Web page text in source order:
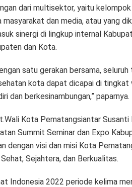
dari multisektor, yaitu kelompok
masyarakat dan media, atau yang
sinergi di lingkup internal
dan Kota.
satu gerakan bersama,
kota dapat dicapai di tingkat
dan berkesinambungan,” paparnya.
Kota Pematangsiantar Susanti
Summit Seminar dan Expo
dengan visi dan misi Kota
Sejahtera, dan Berkualitas.
Indonesia 2022 periode kelima